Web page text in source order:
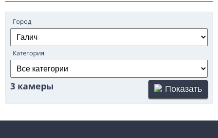
Город
Категория
3 камеры Показать